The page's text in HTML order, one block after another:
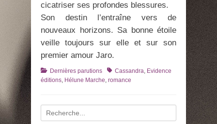
cicatriser ses profondes blessures.
Son destin l’entraîne vers de
nouveaux horizons. Sa bonne étoile
veille toujours sur elle et sur son
premier amour Jaro.
Catégories
Dernières parutions TagsCassandra, Evidence
éditions, Hélune Marche, romance
Recherche
pour